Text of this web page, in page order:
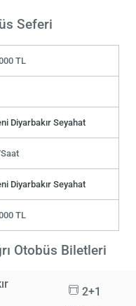
Seferi
TL
Diyarbakır Seyahat
Diyarbakır Seyahat
TL
Otobüs Biletleri
2+1